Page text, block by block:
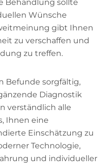
Behandlung sollte
Wünsche
gibt Ihnen
zu verschaffen und
zu treffen.
Befunde sorgfältig,
Diagnostik
verständlich alle
Ihnen eine
Einschätzung zu
Technologie,
und individueller